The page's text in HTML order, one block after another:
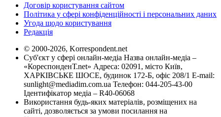
Договір користування сайтом
Політика у сфері конфіденційності і персональних даних
Угода щодо користування
Редакція
© 2000-2026, Korrespondent.net
Суб'єкт у сфері онлайн-медіа Назва онлайн-медіа –
«КореспонденТ.net» Адреса: 02091, місто Київ,
ХАРКІВСЬКЕ ШОСЕ, будинок 172-Б, офіс 208/1 E-mail:
sunlight@mediadim.com.ua Телефон: 044-205-43-00
Ідентифікатор медіа – R40-06068
Використання будь-яких матеріалів, розміщених на
сайті, дозволяється за умови посилання на